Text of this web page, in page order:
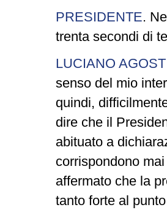
PRESIDENTE.
trenta secondi di
LUCIANO
senso del mio
quindi,
dire che il
abituato a
corrispondono
affermato che la
tanto forte al